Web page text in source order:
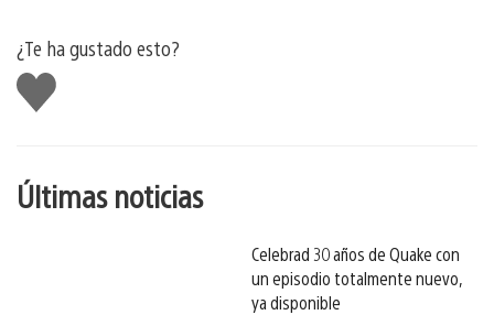
¿Te ha gustado esto?
Me
gusta
Últimas noticias
Celebrad 30 años de Quake con
un episodio totalmente nuevo,
ya disponible